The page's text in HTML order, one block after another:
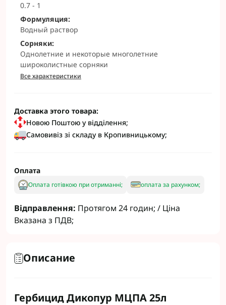
0.7 - 1
Формуляция:
Водный раствор
Сорняки:
Однолетние и некоторые многолетние
широколистные сорняки
Все характеристики
Доставка этого товара:
Новою Поштою у відділення;
Самовивіз зі складу в Кропивницькому;
Оплата
Оплата готівкою при отриманні; оплата за рахунком;
Відправлення: Протягом 24 годин; / Ціна
Вказана з ПДВ;
Описание
Гербицид Дикопур МЦПА 25л